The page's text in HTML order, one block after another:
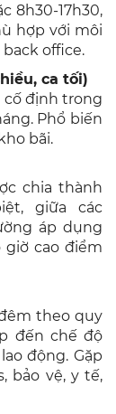
8h30-17h30,
hợp với môi
office.
ca tối)
định trong
Phổ biến
bãi.
chia thành
giữa các
áp dụng
giờ cao điểm
theo quy
đến chế độ
động. Gặp
bảo vệ, y tế,